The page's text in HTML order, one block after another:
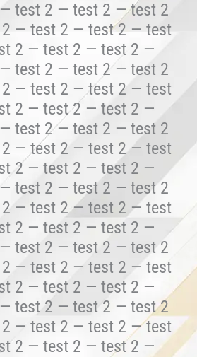
test 2 — test 2 — test 2
— test 2 — test 2 — test
2 — test 2 — test 2 —
test 2 — test 2 — test 2
— test 2 — test 2 — test
2 — test 2 — test 2 —
test 2 — test 2 — test 2
— test 2 — test 2 — test
2 — test 2 — test 2 —
test 2 — test 2 — test 2
— test 2 — test 2 — test
2 — test 2 — test 2 —
test 2 — test 2 — test 2
— test 2 — test 2 — test
2 — test 2 — test 2 —
test 2 — test 2 — test 2
— test 2 — test 2 — test
2 — test 2 — test 2 —